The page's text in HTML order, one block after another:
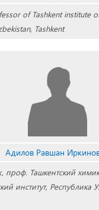
of Tashkent institute
Tashkent
Адилов Равшан
проф. Ташкентский
институт, Республика